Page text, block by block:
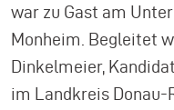
war zu Gast am
Monheim. Begleitet
Dinkelmeier,
im Landkreis Donau-